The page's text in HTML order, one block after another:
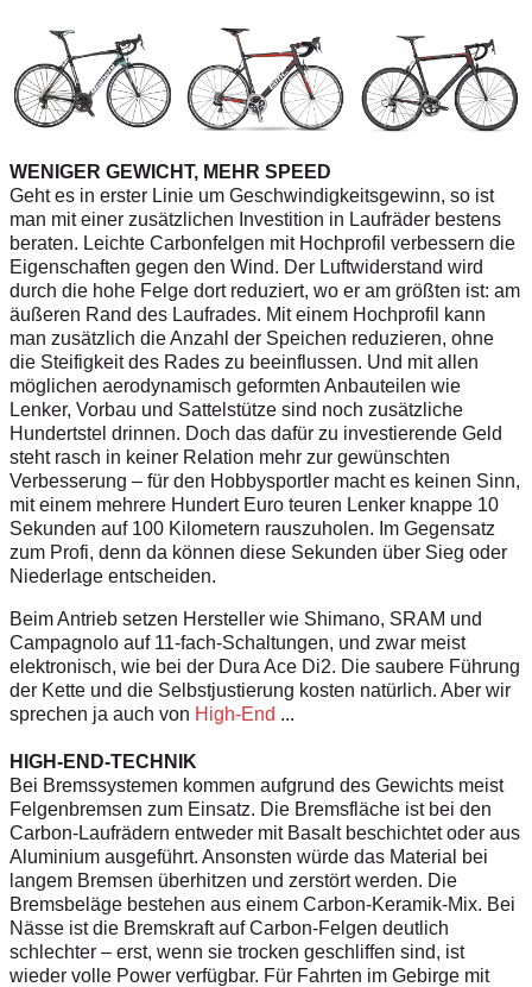
WENIGER GEWICHT, MEHR SPEED
Geht es in erster Linie um Geschwindigkeitsgewinn, so ist
man mit einer zusätzlichen Investition in Laufräder bestens
beraten. Leichte Carbonfelgen mit Hochprofil verbessern die
Eigenschaften gegen den Wind. Der Luftwiderstand wird
durch die hohe Felge dort reduziert, wo er am größten ist: am
äußeren Rand des Laufrades. Mit einem Hochprofil kann
man zusätzlich die Anzahl der Speichen reduzieren, ohne
die Steifigkeit des Rades zu beeinflussen. Und mit allen
möglichen aerodynamisch geformten Anbauteilen wie
Lenker, Vorbau und Sattelstütze sind noch zusätzliche
Hundertstel drinnen. Doch das dafür zu investierende Geld
steht rasch in keiner Relation mehr zur gewünschten
Verbesserung – für den Hobbysportler macht es keinen Sinn,
mit einem mehrere Hundert Euro teuren Lenker knappe 10
Sekunden auf 100 Kilometern rauszuholen. Im Gegensatz
zum Profi, denn da können diese Sekunden über Sieg oder
Niederlage entscheiden.
Beim Antrieb setzen Hersteller wie Shimano, SRAM und
Campagnolo auf 11-fach-Schaltungen, und zwar meist
elektronisch, wie bei der Dura Ace Di2. Die saubere Führung
der Kette und die Selbstjustierung kosten natürlich. Aber wir
sprechen ja auch von High-End ...
HIGH-END-TECHNIK
Bei Bremssystemen kommen aufgrund des Gewichts meist
Felgenbremsen zum Einsatz. Die Bremsfläche ist bei den
Carbon-Laufrädern entweder mit Basalt beschichtet oder aus
Aluminium ausgeführt. Ansonsten würde das Material bei
langem Bremsen überhitzen und zerstört werden. Die
Bremsbeläge bestehen aus einem Carbon-Keramik-Mix. Bei
Nässe ist die Bremskraft auf Carbon-Felgen deutlich
schlechter – erst, wenn sie trocken geschliffen sind, ist
wieder volle Power verfügbar. Für Fahrten im Gebirge mit